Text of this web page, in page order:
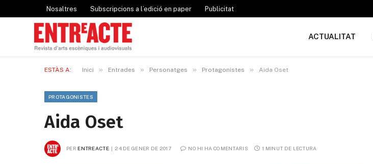
Nosaltres Subscripcions a l’edició en paper Publicitat
ACTUALITAT
ESTÀS A: Inici » Entrades » Personatges » Protagonistes » Aida Oset
PROTAGONISTES
Aida Oset
PER ENTREACTE 24 DE GENER DE 2017 NO HI HA COMENTARIS 1 MINUT DE LECTURA